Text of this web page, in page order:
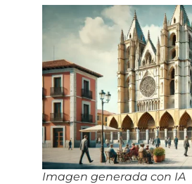
Imagen generada con IA